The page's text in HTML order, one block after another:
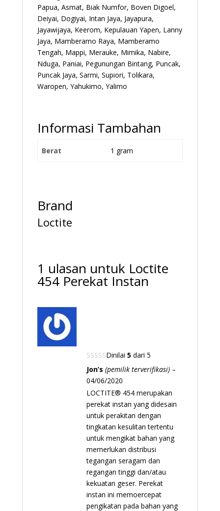
Papua, Asmat, Biak Numfor, Boven Digoel,
Deiyai, Dogiyai, Intan Jaya, Jayapura,
Jayawijaya, Keerom, Kepulauan Yapen, Lanny
Jaya, Mamberamo Raya, Mamberamo
Tengah, Mappi, Merauke, Mimika, Nabire,
Nduga, Paniai, Pegunungan Bintang, Puncak,
Puncak Jaya, Sarmi, Supiori, Tolikara,
Waropen, Yahukimo, Yalimo
Informasi Tambahan
Berat 1 gram
Brand
Loctite
1 ulasan untuk Loctite
454 Perekat Instan
Dinilai 5dari 5
Jon’s (pemilik terverifikasi) –
04/06/2020
LOCTITE® 454 merupakan
perekat instan yang didesain
untuk perakitan dengan
tingkatan kesulitan tertentu
untuk mengikat bahan yang
memerlukan distribusi
tegangan seragam dan
regangan tinggi dan/atau
kekuatan geser. Perekat
instan ini memoercepat
pengikatan pada bahan yang